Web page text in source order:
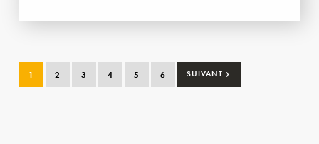
1 2 3 4 5 6 SUIVANT ›